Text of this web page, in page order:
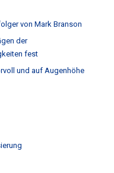
von Mark Branson
der
fest
und auf Augenhöhe